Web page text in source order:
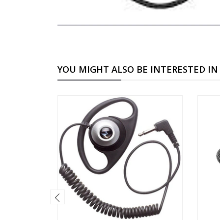
YOU MIGHT ALSO BE INTERESTED IN